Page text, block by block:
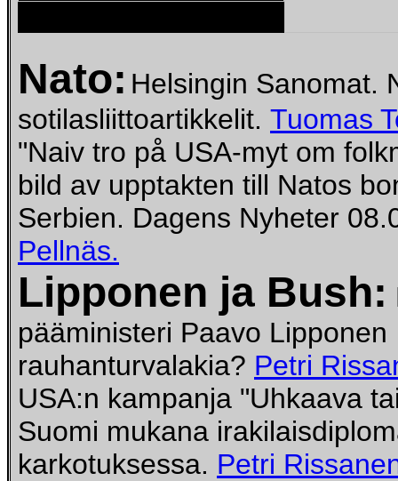
Nato: Helsingin Sanomat.
sotilasliittoartikkelit. Tuomas
"Naiv tro på USA-myt om
bild av upptakten till Natos
Serbien. Dagens Nyheter
Pellnäs.
Lipponen ja Bush:
pääministeri Paavo Lipponen
rauhanturvalakia? Petri
USA:n kampanja "Uhkaava
Suomi mukana
karkotuksessa. Petri